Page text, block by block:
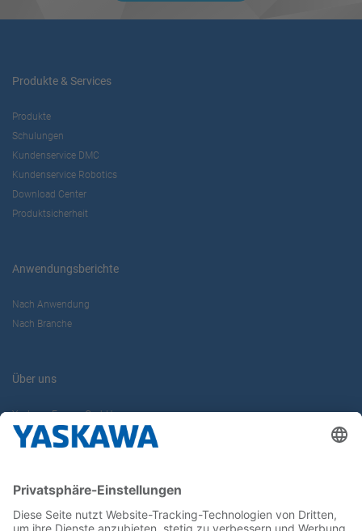
Produkte & Services
Produkte
Schulungen
Kundenservice DMC
Kundenservice Robotics
Download Center
Produktsicherheit
Anwendungsberichte
Nach Anwendung
Nach Branche
Über uns
Yaskawa Europe GmbH
Karriere
Newsletter